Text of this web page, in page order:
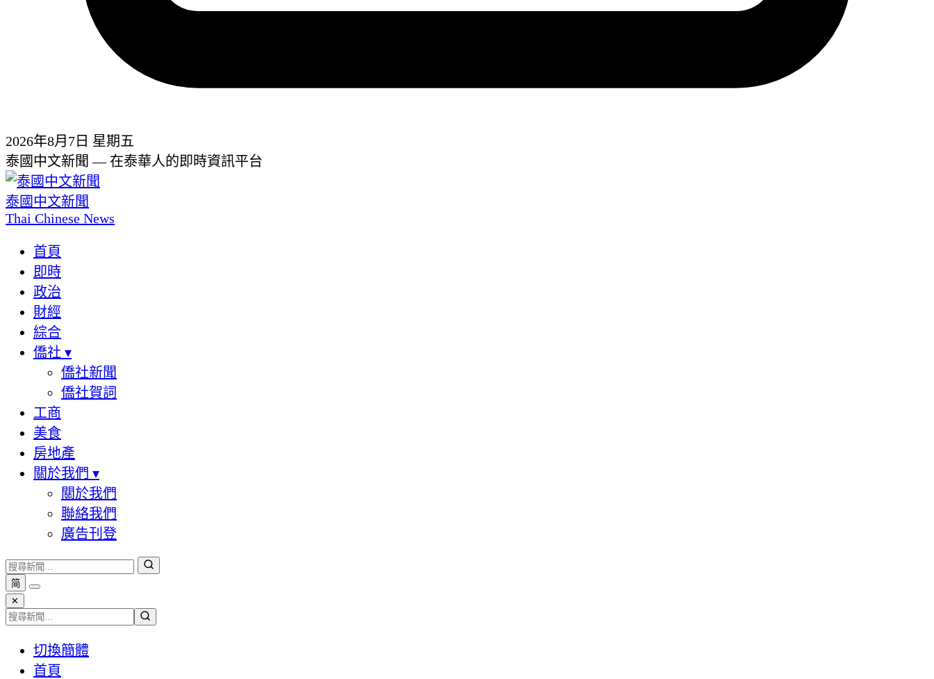
2026年8月7日 星期五
泰國中文新聞 — 在泰華人的即時資訊平台
泰國中文新聞
Thai Chinese News
首頁
即時
政治
財經
綜合
僑社 ▾
僑社新聞
僑社賀詞
工商
美食
房地產
關於我們 ▾
關於我們
聯絡我們
廣告刊登
简
✕
切換簡體
首頁